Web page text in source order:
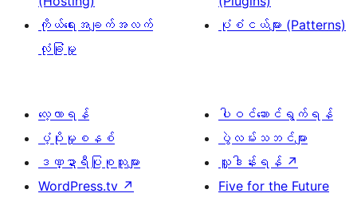
ကိုယ်ရေးအချက်အလက်
လုံခြုံမှု
ပုံစံငယ်များ (Patterns)
လေ့လာရန်
ပံ့ပိုးမှုစနစ်
ဒဏ္ဍာရီပြုစုသူများ
WordPress.tv ↗
ပါဝင်ဆောင်ရွက်ရန်
ပွဲလမ်းသဘင်များ
လှူဒါန်းရန် ↗
Five for the Future